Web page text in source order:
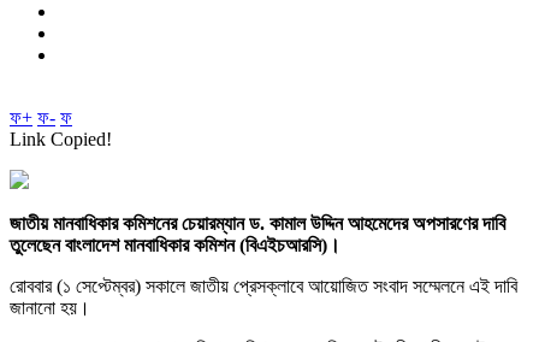
ফ+ ফ- ফ
Link Copied!
জাতীয় মানবাধিকার কমিশনের চেয়ারম্যান ড. কামাল উদ্দিন আহমেদের অপসারণের দাবি
তুলেছেন বাংলাদেশ মানবাধিকার কমিশন (বিএইচআরসি)।
রোববার (১ সেপ্টেম্বর) সকালে জাতীয় প্রেসক্লাবে আয়োজিত সংবাদ সম্মেলনে এই দাবি
জানানো হয়।